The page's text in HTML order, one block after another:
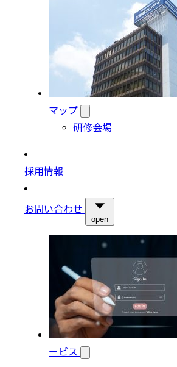
マップ
研修会場
採用情報
お問い合わせ
open
ービス